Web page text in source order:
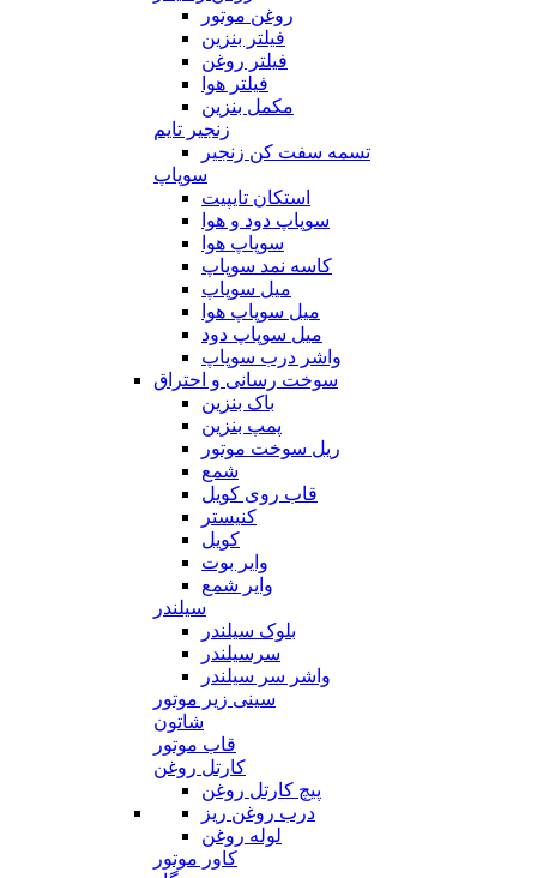
روغن موتور
فیلتر بنزین
فیلتر روغن
فیلتر هوا
مکمل بنزین
زنجیر تایم
تسمه سفت کن زنجیر
سوپاپ
استکان تایپیت
سوپاپ دود و هوا
سوپاپ هوا
کاسه نمد سوپاپ
میل سوپاپ
میل سوپاپ هوا
میل سوپاپ دود
واشر درب سوپاپ
سوخت رسانی و احتراق
باک بنزین
پمپ بنزین
ریل سوخت موتور
شمع
قاب روی کویل
کنیستر
کویل
وایر بوت
وایر شمع
سیلندر
بلوک سیلندر
سرسیلندر
واشر سر سیلندر
سینی زیر موتور
شاتون
قاب موتور
کارتل روغن
پیچ کارتل روغن
درب روغن ریز
لوله روغن
کاور موتور